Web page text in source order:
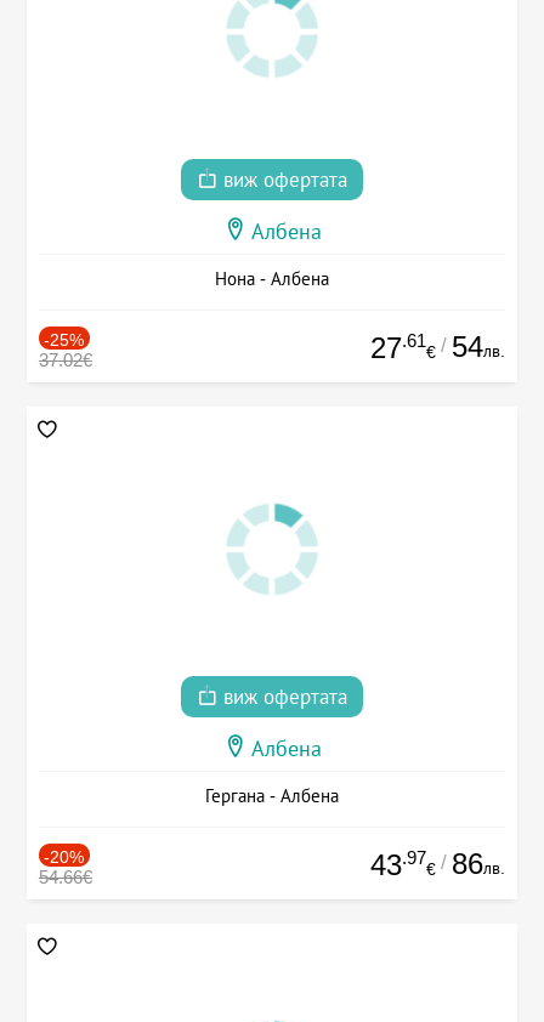
виж офертата
Албена
Нона - Албена
-25%
37.02€ 27.61
€ / 54лв.
виж офертата
Албена
Гергана - Албена
-20%
54.66€ 43.97
€ / 86лв.